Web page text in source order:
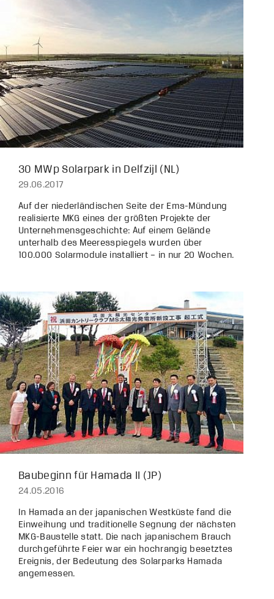
30 MWp Solarpark in Delfzijl (NL)
29.06.2017
Auf der niederländischen Seite der Ems-Mündung
realisierte MKG eines der größten Projekte der
Unternehmensgeschichte: Auf einem Gelände
unterhalb des Meeresspiegels wurden über
100.000 Solarmodule installiert – in nur 20 Wochen.
Baubeginn für Hamada II (JP)
24.05.2016
In Hamada an der japanischen Westküste fand die
Einweihung und traditionelle Segnung der nächsten
MKG-Baustelle statt. Die nach japanischem Brauch
durchgeführte Feier war ein hochrangig besetztes
Ereignis, der Bedeutung des Solarparks Hamada
angemessen.